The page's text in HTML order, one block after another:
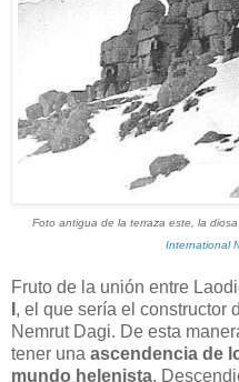
Foto antigua de la terraza este, la
International
Fruto de la unión entre
, el que sería el constructor
Nemrut Dagi. De esta
tener una ascendencia de
mundo helenista.